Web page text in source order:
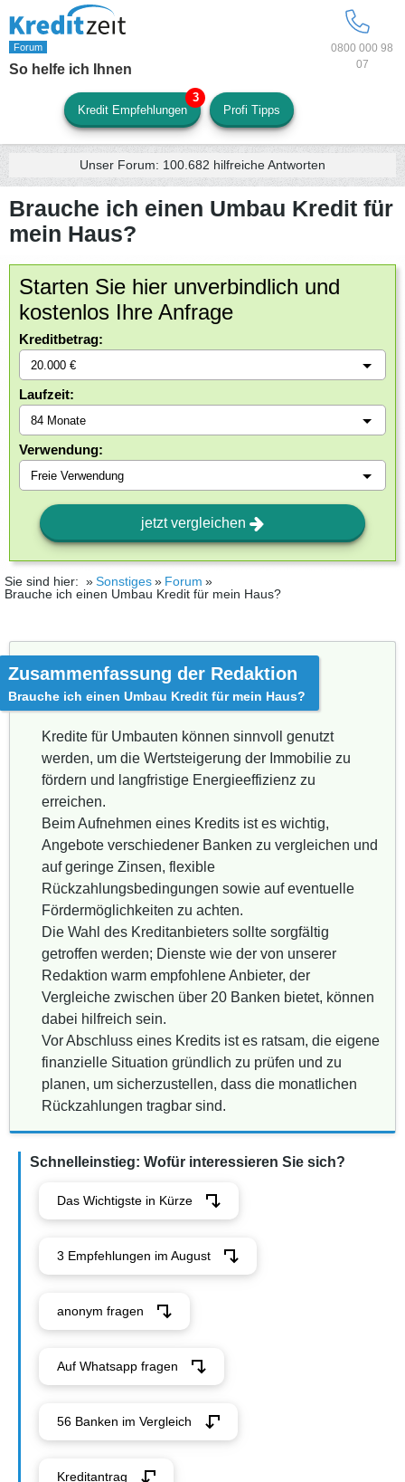
0800 000 98
07
So helfe ich Ihnen
Kredit Empfehlungen Profi Tipps
Unser Forum: 100.682 hilfreiche Antworten
Brauche ich einen Umbau Kredit für
mein Haus?
Starten Sie hier unverbindlich und
kostenlos Ihre Anfrage
Kreditbetrag:
Laufzeit:
Verwendung:
jetzt vergleichen
Sie sind hier: Sonstiges
Forum
Brauche ich einen Umbau Kredit für mein Haus?
Zusammenfassung der Redaktion
Brauche ich einen Umbau Kredit für mein Haus?
Kredite für Umbauten können sinnvoll genutzt
werden, um die Wertsteigerung der Immobilie zu
fördern und langfristige Energieeffizienz zu
erreichen.
Beim Aufnehmen eines Kredits ist es wichtig,
Angebote verschiedener Banken zu vergleichen und
auf geringe Zinsen, flexible
Rückzahlungsbedingungen sowie auf eventuelle
Fördermöglichkeiten zu achten.
Die Wahl des Kreditanbieters sollte sorgfältig
getroffen werden; Dienste wie der von unserer
Redaktion warm empfohlene Anbieter, der
Vergleiche zwischen über 20 Banken bietet, können
dabei hilfreich sein.
Vor Abschluss eines Kredits ist es ratsam, die eigene
finanzielle Situation gründlich zu prüfen und zu
planen, um sicherzustellen, dass die monatlichen
Rückzahlungen tragbar sind.
Schnelleinstieg: Wofür interessieren Sie sich?
Das Wichtigste in Kürze
3 Empfehlungen im August
anonym fragen
Auf Whatsapp fragen
56 Banken im Vergleich
Kreditantrag